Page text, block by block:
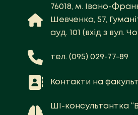
76018, м. Івано-
Шевченка, 57,
ауд. 101 (вхід з вул.
тел. (095) 029-77-89
Контакти на
ШІ-консультантка